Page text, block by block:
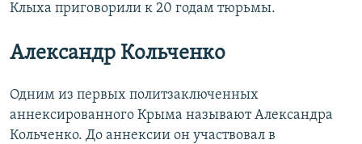
Клыха приговорили к 20 годам тюрьмы.
Александр Кольченко
Одним из первых политзаключенных
аннексированного Крыма называют Александра
Кольченко. До аннексии он участвовал в